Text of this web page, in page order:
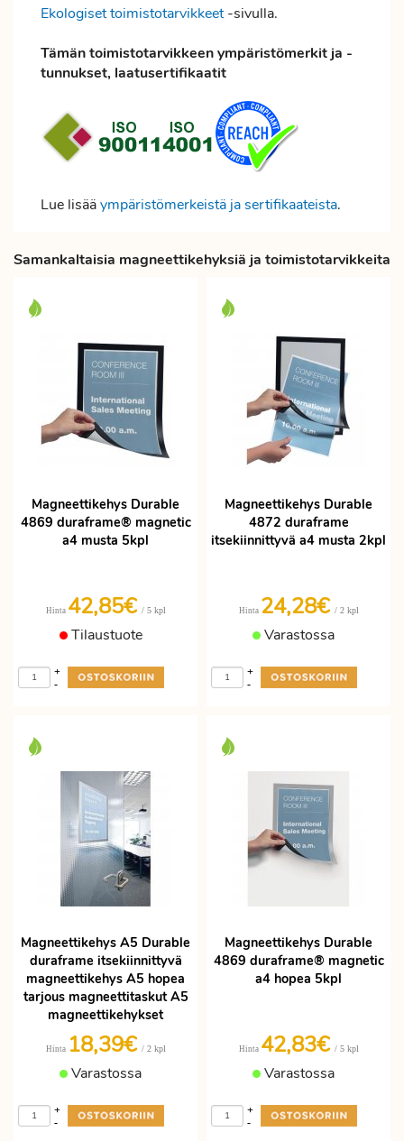
Ekologiset toimistotarvikkeet-sivulla.
Tämän toimistotarvikkeen ympäristömerkit ja -
tunnukset, laatusertifikaatit
Lue lisääympäristömerkeistä ja sertifikaateista.
Samankaltaisia magneettikehyksiä ja toimistotarvikkeita
Magneettikehys Durable
4869 duraframe® magnetic
a4 musta 5kpl
Hinta 42,85€ / 5 kpl
Tilaustuote
-
+
Magneettikehys Durable
4872 duraframe
itsekiinnittyvä a4 musta 2kpl
Hinta 24,28€ / 2 kpl
Varastossa
-
+
Magneettikehys A5 Durable
duraframe itsekiinnittyvä
magneettikehys A5 hopea
tarjous magneettitaskut A5
magneettikehykset
Hinta 18,39€ / 2 kpl
Varastossa
-
+
Magneettikehys Durable
4869 duraframe® magnetic
a4 hopea 5kpl
Hinta 42,83€ / 5 kpl
Varastossa
-
+